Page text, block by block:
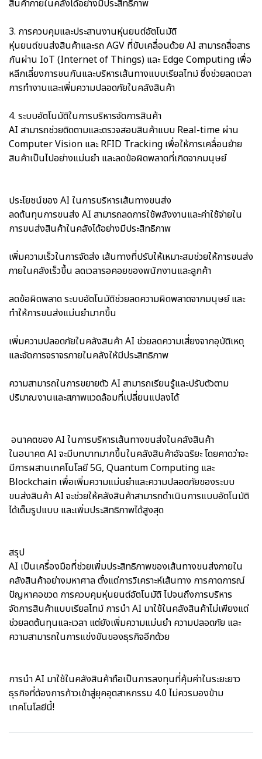
สินค้าภายในคลังได้อย่างมีประสิทธิภาพ
3. การควบคุมและประสานงานหุ่นยนต์อัตโนมัติ
หุ่นยนต์ขนส่งสินค้าและรถ AGV ที่ขับเคลื่อนด้วย AI สามารถสื่อสาร
กันผ่าน IoT (Internet of Things) และ Edge Computing เพื่อ
หลีกเลี่ยงการชนกันและบริหารเส้นทางแบบเรียลไทม์ ซึ่งช่วยลดเวลา
การทำงานและเพิ่มความปลอดภัยในคลังสินค้า
4. ระบบอัตโนมัติในการบริหารจัดการสินค้า
AI สามารถช่วยติดตามและตรวจสอบสินค้าแบบ Real-time ผ่าน
Computer Vision และ RFID Tracking เพื่อให้การเคลื่อนย้าย
สินค้าเป็นไปอย่างแม่นยำ และลดข้อผิดพลาดที่เกิดจากมนุษย์
ประโยชน์ของ AI ในการบริหารเส้นทางขนส่ง
ลดต้นทุนการขนส่ง AI สามารถลดการใช้พลังงานและค่าใช้จ่ายใน
การขนส่งสินค้าในคลังได้อย่างมีประสิทธิภาพ
เพิ่มความเร็วในการจัดส่ง เส้นทางที่ปรับให้เหมาะสมช่วยให้การขนส่ง
ภายในคลังเร็วขึ้น ลดเวลารอคอยของพนักงานและลูกค้า
ลดข้อผิดพลาด ระบบอัตโนมัติช่วยลดความผิดพลาดจากมนุษย์ และ
ทำให้การขนส่งแม่นยำมากขึ้น
เพิ่มความปลอดภัยในคลังสินค้า AI ช่วยลดความเสี่ยงจากอุบัติเหตุ
และจัดการจราจรภายในคลังให้มีประสิทธิภาพ
ความสามารถในการขยายตัว AI สามารถเรียนรู้และปรับตัวตาม
ปริมาณงานและสภาพแวดล้อมที่เปลี่ยนแปลงได้
อนาคตของ AI ในการบริหารเส้นทางขนส่งในคลังสินค้า
ในอนาคต AI จะมีบทบาทมากขึ้นในคลังสินค้าอัจฉริยะ โดยคาดว่าจะ
มีการผสานเทคโนโลยี 5G, Quantum Computing และ
Blockchain เพื่อเพิ่มความแม่นยำและความปลอดภัยของระบบ
ขนส่งสินค้า AI จะช่วยให้คลังสินค้าสามารถดำเนินการแบบอัตโนมัติ
ได้เต็มรูปแบบ และเพิ่มประสิทธิภาพได้สูงสุด
สรุป
AI เป็นเครื่องมือที่ช่วยเพิ่มประสิทธิภาพของเส้นทางขนส่งภายใน
คลังสินค้าอย่างมหาศาล ตั้งแต่การวิเคราะห์เส้นทาง การคาดการณ์
ปัญหาคอขวด การควบคุมหุ่นยนต์อัตโนมัติ ไปจนถึงการบริหาร
จัดการสินค้าแบบเรียลไทม์ การนำ AI มาใช้ในคลังสินค้าไม่เพียงแต่
ช่วยลดต้นทุนและเวลา แต่ยังเพิ่มความแม่นยำ ความปลอดภัย และ
ความสามารถในการแข่งขันของธุรกิจอีกด้วย
การนำ AI มาใช้ในคลังสินค้าถือเป็นการลงทุนที่คุ้มค่าในระยะยาว
ธุรกิจที่ต้องการก้าวเข้าสู่ยุคอุตสาหกรรม 4.0 ไม่ควรมองข้าม
เทคโนโลยีนี้!